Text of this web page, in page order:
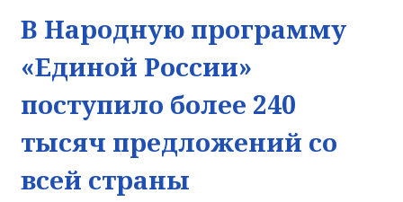
В Народную программу
«Единой России»
поступило более 240
тысяч предложений со
всей страны